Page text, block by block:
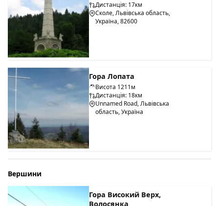
Дистанція: 17км
Сколе, Львівська область,
Україна, 82600
Гора Лопата
Висота 1211м
Дистанція: 18км
Unnamed Road, Львівська
область, Україна
Вершини
Гора Високий Верх,
Волосянка